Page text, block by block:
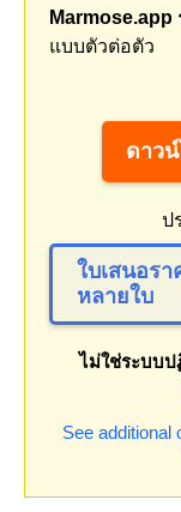
Marmose.app
แบบตัวต่อตัว
ดาว
ป
ใบเสนอร
หลายใบ
ไม่ใช่ระบบ
See additional